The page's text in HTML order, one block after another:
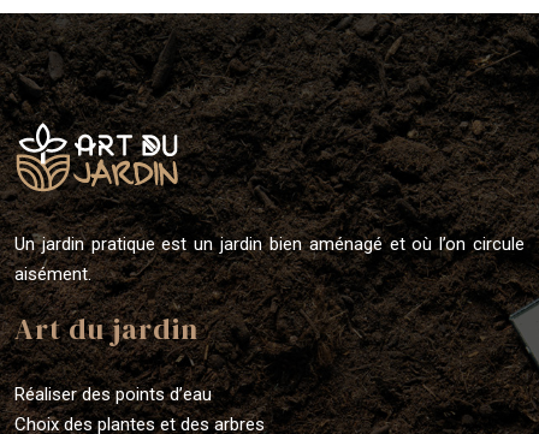
Un jardin pratique est un jardin bien aménagé et où l’on circule
aisément.
Art du jardin
Réaliser des points d’eau
Choix des plantes et des arbres